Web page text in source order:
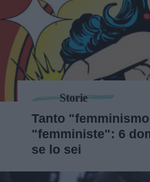
Storie
Tanto
"femministe": 6
se lo sei